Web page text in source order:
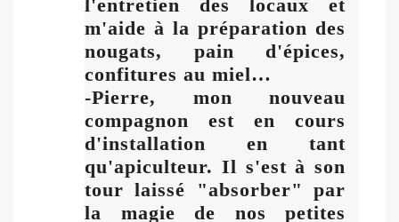
l'entretien des locaux et
m'aide à la préparation des
nougats, pain d'épices,
confitures au miel…
-Pierre, mon nouveau
compagnon est en cours
d'installation en tant
qu'apiculteur. Il s'est à son
tour laissé "absorber" par
la magie de nos petites